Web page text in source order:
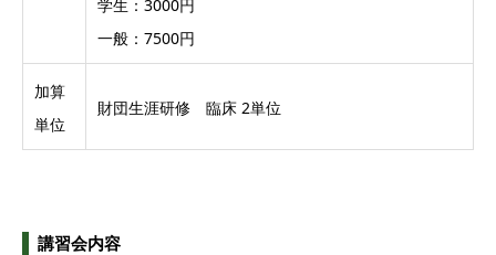
学生：3000円
一般：7500円
加算
単位
財団生涯研修 臨床 2単位
講習会内容